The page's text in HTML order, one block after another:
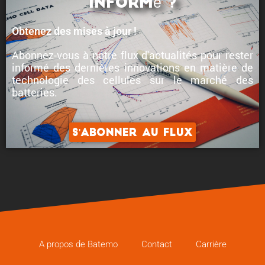
informé ?
Obtenez des mises à jour !
Abonnez-vous à notre flux d'actualités pour rester
informé desdernières innovations en matière de
technologie des cellulessur le marché des
batteries.
S'abonner au flux
A propos de Batemo Contact Carrière